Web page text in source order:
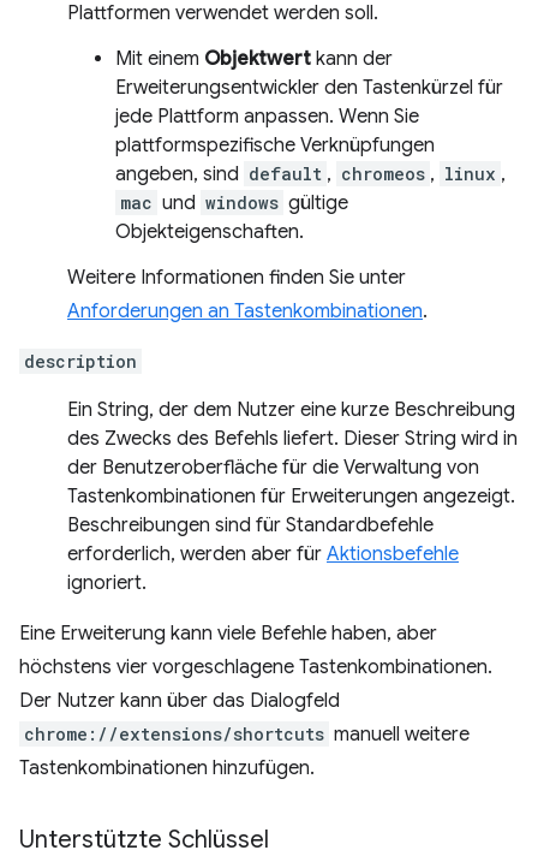
Plattformen verwendet werden soll.
Mit einem Objektwert kann der
Erweiterungsentwickler den Tastenkürzel für
jede Plattform anpassen. Wenn Sie
plattformspezifische Verknüpfungen
angeben, sind default , chromeos , linux ,
mac und windows gültige
Objekteigenschaften.
Weitere Informationen finden Sie unter
Anforderungen an Tastenkombinationen.
description
Ein String, der dem Nutzer eine kurze Beschreibung
des Zwecks des Befehls liefert. Dieser String wird in
der Benutzeroberfläche für die Verwaltung von
Tastenkombinationen für Erweiterungen angezeigt.
Beschreibungen sind für Standardbefehle
erforderlich, werden aber für Aktionsbefehle
ignoriert.
Eine Erweiterung kann viele Befehle haben, aber
höchstens vier vorgeschlagene Tastenkombinationen.
Der Nutzer kann über das Dialogfeld
chrome://extensions/shortcuts manuell weitere
Tastenkombinationen hinzufügen.
Unterstützte Schlüssel